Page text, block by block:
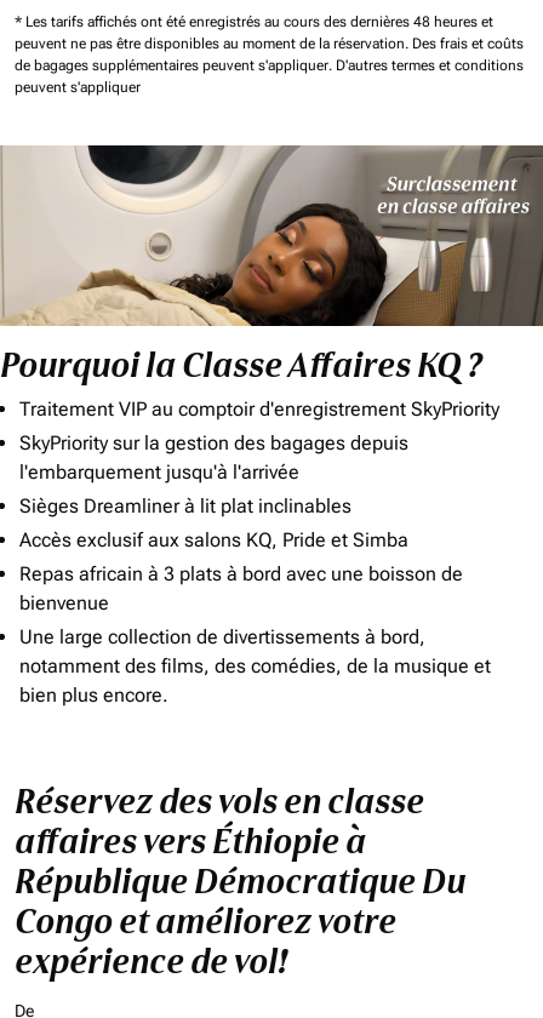
* Les tarifs affichés ont été enregistrés au cours des dernières 48 heures et
peuvent ne pas être disponibles au moment de la réservation. Des frais et coûts
de bagages supplémentaires peuvent s'appliquer. D'autres termes et conditions
peuvent s'appliquer
Pourquoi la Classe Affaires KQ ?
Traitement VIP au comptoir d'enregistrement SkyPriority
SkyPriority sur la gestion des bagages depuis
l'embarquement jusqu'à l'arrivée
Sièges Dreamliner à lit plat inclinables
Accès exclusif aux salons KQ, Pride et Simba
Repas africain à 3 plats à bord avec une boisson de
bienvenue
Une large collection de divertissements à bord,
notamment des films, des comédies, de la musique et
bien plus encore.
Réservez des vols en classe
affaires vers Éthiopie à
République Démocratique Du
Congo et améliorez votre
expérience de vol!
De